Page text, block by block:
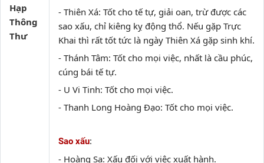
Hạp
Thông
Thư
- Thiên Xá: Tốt cho tế tự, giải oan, trừ được các
sao xấu, chỉ kiêng kỵ động thổ. Nếu gặp Trực
Khai thì rất tốt tức là ngày Thiên Xá gặp sinh khí.
- Thánh Tâm: Tốt cho mọi việc, nhất là cầu phúc,
cúng bái tế tự.
- U Vi Tinh: Tốt cho mọi việc.
- Thanh Long Hoàng Đạo: Tốt cho mọi việc.
Sao xấu:
- Hoàng Sa: Xấu đối với việc xuất hành.